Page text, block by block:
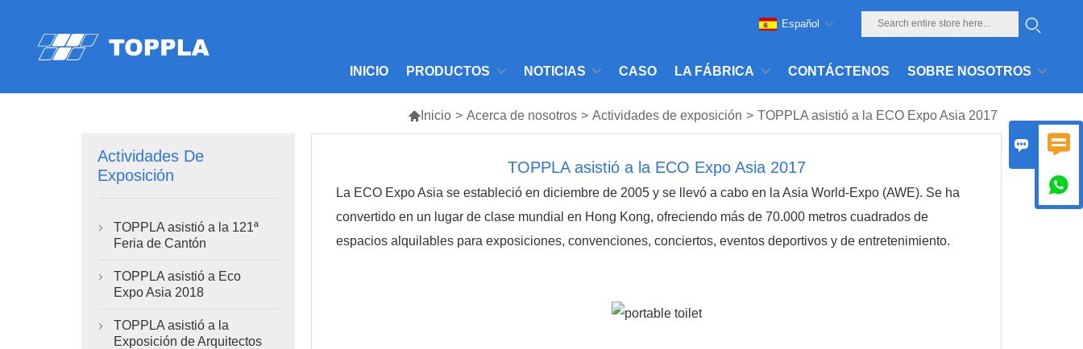
INICIO PRODUCTOS NOTICIAS CASO LA FÁBRICA CONTÁCTENOS SOBRE NOSOTROS
Español
 Inicio > Acerca de nosotros > Actividades de exposición > TOPPLA asistió a la ECO Expo Asia 2017
Actividades De
Exposición

TOPPLA asistió a la 121ª
Feria de Cantón

TOPPLA asistió a Eco
Expo Asia 2018

TOPPLA asistió a la
Exposición de Arquitectos
TOPPLA asistió a la ECO Expo Asia 2017
La ECO Expo Asia se estableció en diciembre de 2005 y se llevó a cabo en la Asia World-Expo (AWE). Se ha
convertido en un lugar de clase mundial en Hong Kong, ofreciendo más de 70.000 metros cuadrados de
espacios alquilables para exposiciones, convenciones, conciertos, eventos deportivos y de entretenimiento.
 
